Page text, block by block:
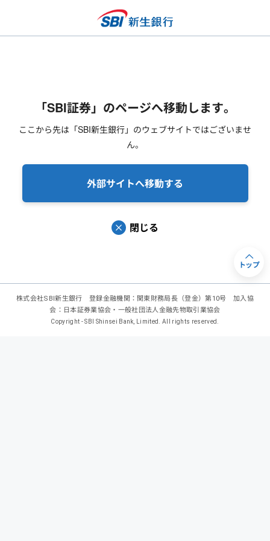
「SBI証券」のページへ移動します。
ここから先は「SBI新生銀行」のウェブサイトではございませ
ん。
外部サイトへ移動する
閉じる
株式会社SBI新生銀行 登録金融機関：関東財務局長（登金）第10号 加入協
会：日本証券業協会・一般社団法人金融先物取引業協会
Copyright - SBI Shinsei Bank, Limited. All rights reserved.
トップ